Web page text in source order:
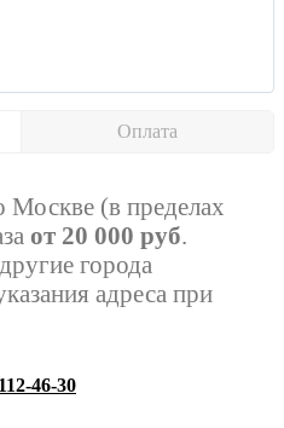
Оплата
Москве (в пределах
от 20 000 руб.
города
адреса при
46-30